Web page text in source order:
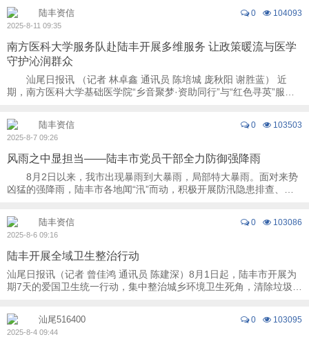
0 104093
陆丰资信
2025-8-11 09:35
南方医科大学服务队赴陆丰开展多维服务 让政策暖流与医学
守护沁润群众
汕尾日报讯 （记者 林卓鑫 通讯员 陈培城 庞秋阳 谢胜蓝） 近
期，南方医科大学基础医学院“乡音聚梦·资助同行”与“红色寻英”服务
0 103503
陆丰资信
2025-8-7 09:26
风雨之中显担当——陆丰市党员干部全力防御强降雨
8月2日以来，我市出现暴雨到大暴雨，局部特大暴雨。面对来势
凶猛的强降雨，陆丰市各地闻“汛”而动，积极开展防汛隐患排查、转
0 103086
陆丰资信
2025-8-6 09:16
陆丰开展全域卫生整治行动
汕尾日报讯（记者 曾佳鸿 通讯员 陈建深）8月1日起，陆丰市开展为
期7天的爱国卫生统一行动，集中整治城乡环境卫生死角，清除垃圾杂
0 103095
汕尾516400
2025-8-4 09:44